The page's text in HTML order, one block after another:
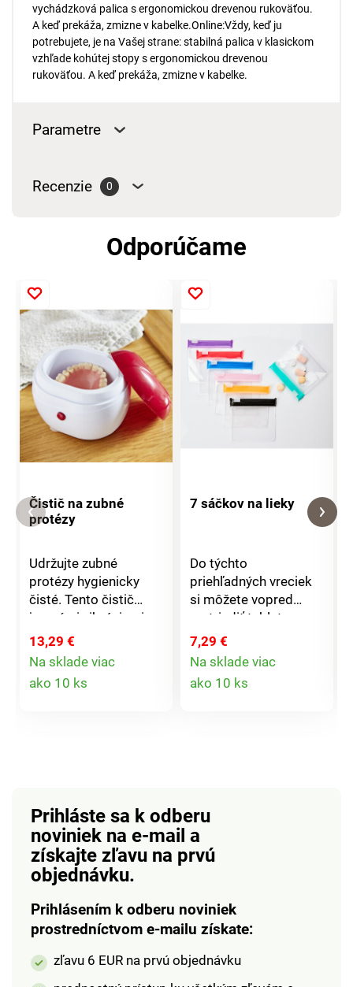
vychádzková palica s ergonomickou drevenou rukoväťou.
A keď prekáža, zmizne v kabelke.Online:Vždy, keď ju
potrebujete, je na Vašej strane: stabilná palica v klasickom
vzhľade kohútej stopy s ergonomickou drevenou
rukoväťou. A keď prekáža, zmizne v kabelke.
Parametre
Recenzie 0
Odporúčame
Čistič na zubné
protézy
Udržujte zubné
protézy hygienicky
čisté. Tento čistič
jemnými vibráciami
šetrne odstraňuje
povlak zo zubných
protéz. Pre svieži
pocit každý deň.
13,29 €
Na sklade viac
ako 10 ks
7 sáčkov na lieky
Do týchto
priehľadných vreciek
si môžete vopred
roztriediť tablety,
vitamíny a výživové
doplnky na celý
týždeň. Všetko máte
pod kontrolou - aj na
7,29 €
Na sklade viac
ako 10 ks
Prihláste sa k odberu
noviniek na e-mail a
získajte zľavu na prvú
objednávku.
Prihlásením k odberu noviniek
prostredníctvom e-mailu získate:
zľavu 6 EUR na prvú objednávku